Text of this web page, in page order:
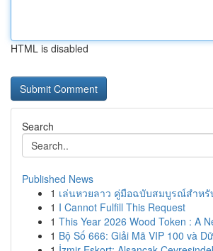
HTML is disabled
Search
Published News
1 เล่นหวยลาว คู่มือฉบับสมบูรณ์สำหรั
1 I Cannot Fulfill This Request
1 This Year 2026 Wood Token : A
1 Bộ Số 666: Giải Mã VIP 100 và